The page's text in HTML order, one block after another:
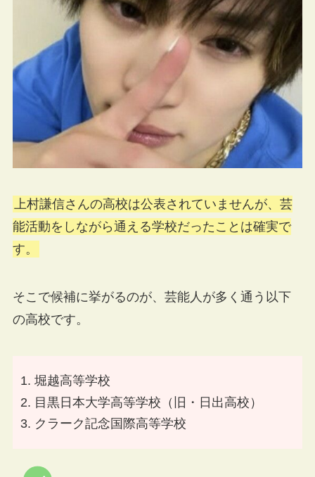
上村謙信さんの高校は公表されていませんが、芸
能活動をしながら通える学校だったことは確実で
す。
そこで候補に挙がるのが、芸能人が多く通う以下
の高校です。
堀越高等学校
目黒日本大学高等学校（旧・日出高校）
クラーク記念国際高等学校